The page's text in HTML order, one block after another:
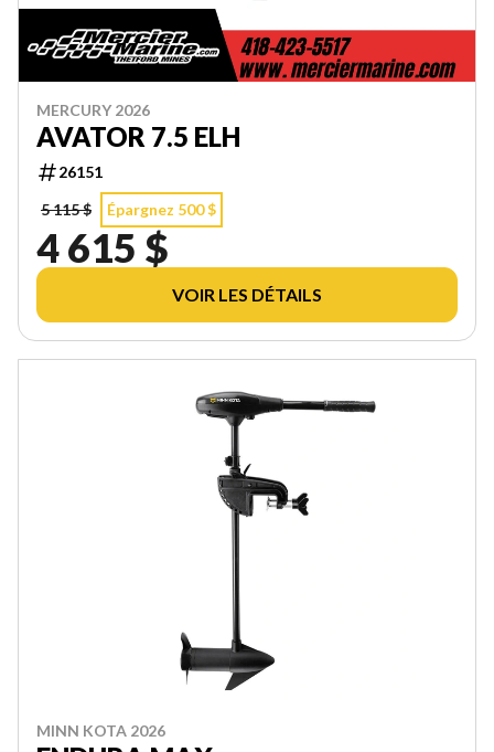
MERCURY 2026
AVATOR 7.5 ELH
26151
5 115 $
Épargnez 500 $
4 615 $
VOIR LES DÉTAILS
MINN KOTA 2026